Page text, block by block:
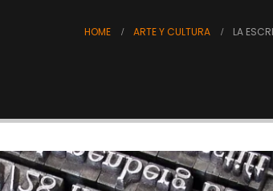
HOME ARTE Y CULTURA LA